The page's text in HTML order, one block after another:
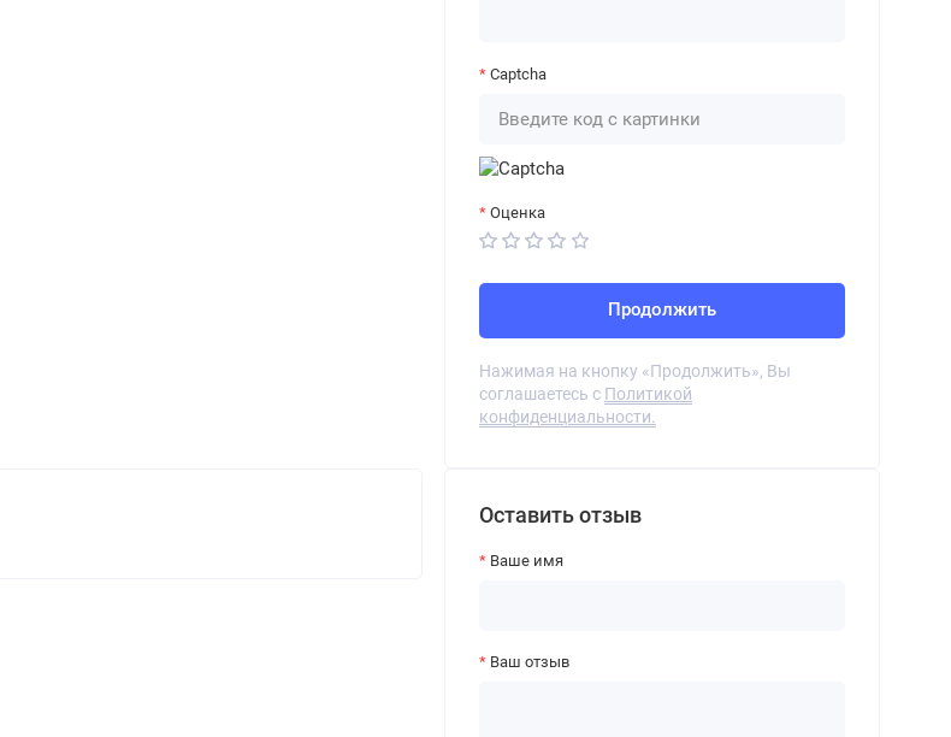
Captcha
Оценка
Продолжить
Нажимая на кнопку «Продолжить», Вы
соглашаетесь с Политикой
конфиденциальности.
Оставить отзыв
Ваше имя
Ваш отзыв